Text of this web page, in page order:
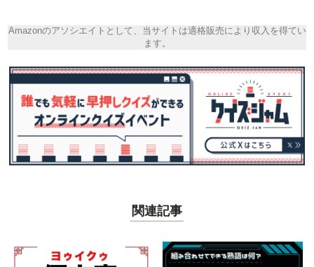
Amazonのアソシエイトとして、当サイトは適格販売により収入を得てい
ます。
関連記事